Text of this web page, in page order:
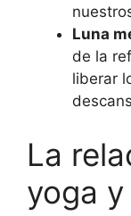
Luna
de la
liberar
La
yoga